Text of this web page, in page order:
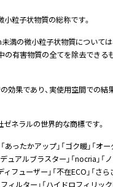
粒子状物質の総称です。
満の微小粒子状物質については
の有害物質の全てを除去できる
効果であり、実使用空間での結
ゼネラルの世界的な商標です。
「あったかアップ」「ゴク暖」「オ
デュアルブラスター」「nocria」「
ィフューザー」「不在ECO」「さ
フィルター」「ハイドロフィリッ